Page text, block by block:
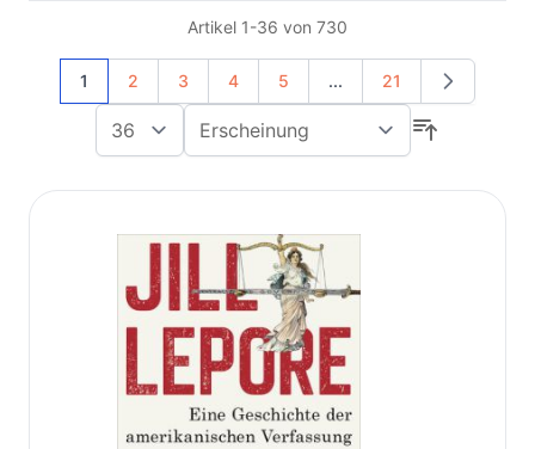
Artikel 1-36 von 730
Sie lesen gerade Seite
1 Seite
2 Seite
3 Seite
4 Seite
5 ... Seite
21